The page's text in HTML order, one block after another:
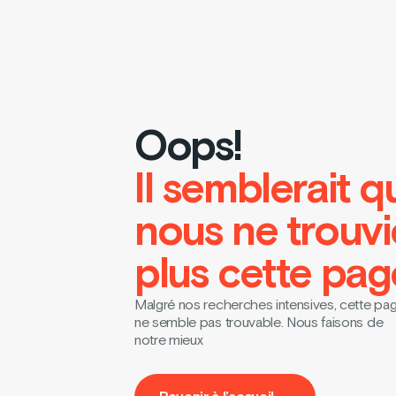
Oops!
Il semblerait
nous ne
plus cette
Malgré nos recherches intensives, cette
ne semble pas trouvable. Nous faisons de
notre mieux